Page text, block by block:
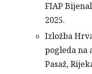
FIAP
2025.
Izložba
pogleda na
Pasaž,